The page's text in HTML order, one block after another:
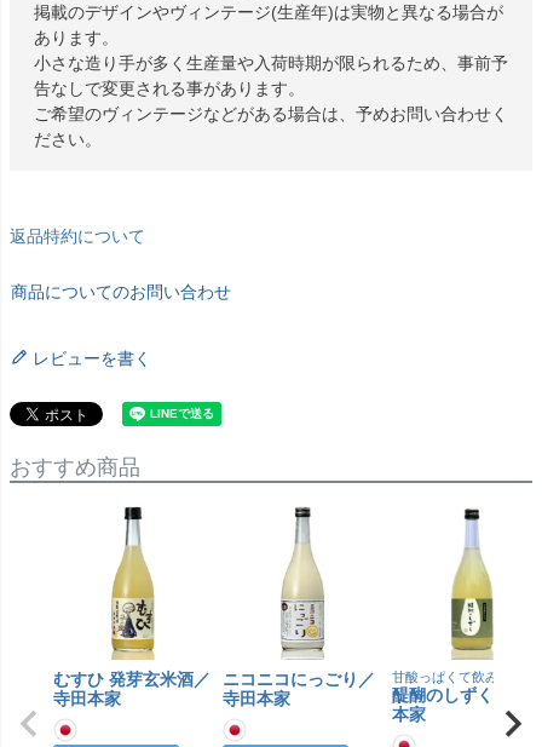
掲載のデザインやヴィンテージ(生産年)は実物と異なる場合が
あります。
小さな造り手が多く生産量や入荷時期が限られるため、事前予
告なしで変更される事があります。
ご希望のヴィンテージなどがある場合は、予めお問い合わせく
ださい。
返品特約について
商品についてのお問い合わせ
レビューを書く
おすすめ商品
むすひ 発芽玄米酒／
寺田本家
ニコニコにっごり／
寺田本家
甘酸っぱくて飲みやすい
醍醐のしずく／寺
本家